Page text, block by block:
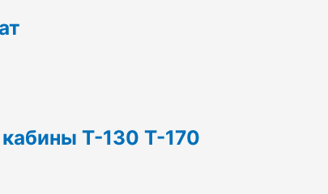
Т-130 Т-170